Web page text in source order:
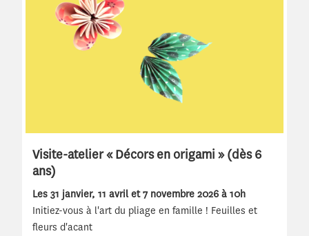
Visite-atelier « Décors en origami » (dès 6
ans)
Les 31 janvier, 11 avril et 7 novembre 2026 à 10h
Initiez-vous à l'art du pliage en famille ! Feuilles et
fleurs d'acant